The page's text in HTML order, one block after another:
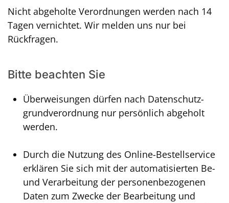
Nicht abgeholte Verordnungen werden nach 14
Tagen vernichtet. Wir melden uns nur bei
Rückfragen.
Bitte beachten Sie
Überweisungen dürfen nach Datenschutz­
grund­verordnung nur persönlich abgeholt
werden.
Durch die Nutzung des Online-Bestellservice
erklären Sie sich mit der automatisierten Be-
und Verarbeitung der personenbezogenen
Daten zum Zwecke der Bearbeitung und